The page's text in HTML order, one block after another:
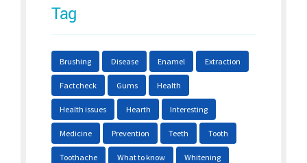
Tag
Brushing Disease Enamel Extraction
Factcheck Gums Health
Health issues Hearth Interesting
Medicine Prevention Teeth Tooth
Toothache What to know Whitening